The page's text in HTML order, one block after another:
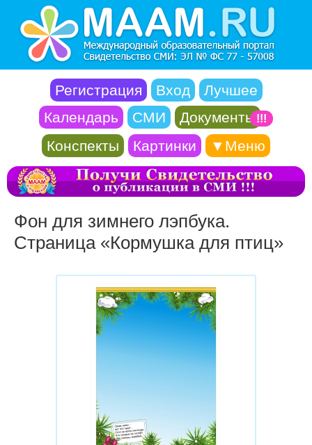
Регистрация Вход
Лучшее
Календарь
СМИ Документы !!!
Конспекты Картинки ▼Меню
Фон для зимнего лэпбука.
Страница «Кормушка для птиц»